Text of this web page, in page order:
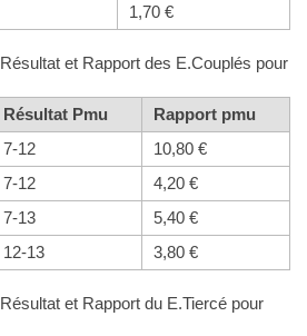
1,70 €
et Rapport des E.Couplés pour
Résultat Pmu
Rapport pmu
7-12
10,80 €
7-12
4,20 €
7-13
5,40 €
12-13 3,80 €
et Rapport du E.Tiercé pour